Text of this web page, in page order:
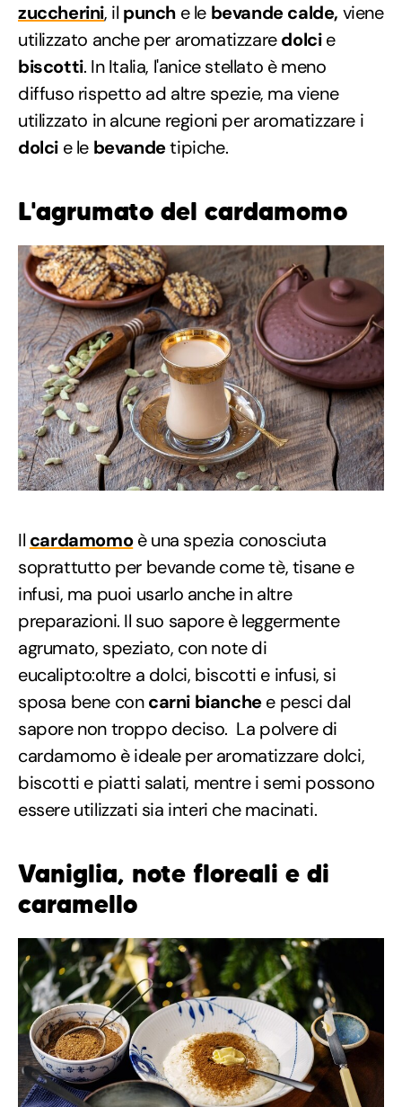
zuccherini, il punch e le bevande calde, viene
utilizzato anche per aromatizzaredolcie
biscotti. In Italia, l'anice stellato è meno
diffuso rispetto ad altre spezie, ma viene
utilizzato in alcune regioni per aromatizzare i
dolci e le bevandetipiche.
L'agrumato del cardamomo
Il cardamomo è una spezia conosciuta
soprattutto per bevande come tè, tisane e
infusi, ma puoi usarlo anche in altre
preparazioni. Il suo sapore è leggermente
agrumato, speziato, con note di
eucalipto:oltre a dolci, biscotti e infusi, si
sposa bene concarni bianchee pesci dal
sapore non troppo deciso. La polvere di
cardamomo è ideale per aromatizzare dolci,
biscotti e piatti salati, mentre i semi possono
essere utilizzati sia interi che macinati.
Vaniglia, note floreali e di
caramello